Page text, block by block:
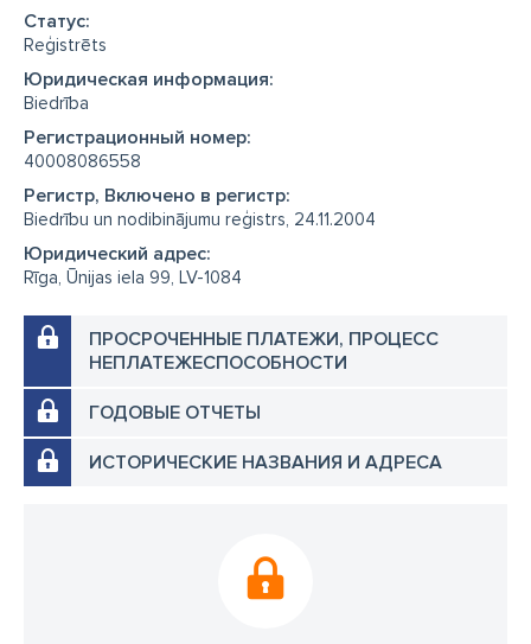
Cтатус:
Reģistrēts
Юридическая информация:
Biedrība
Регистрационный номер:
40008086558
Регистр, Включено в регистр:
Biedrību un nodibinājumu reģistrs, 24.11.2004
Юридический адрес:
Rīga, Ūnijas iela 99, LV-1084
ПРОСРОЧЕННЫЕ ПЛАТЕЖИ, ПРОЦЕСС
НЕПЛАТЕЖЕСПОСОБНОСТИ
ГОДОВЫЕ ОТЧЕТЫ
ИСТОРИЧЕСКИЕ НАЗВАНИЯ И АДРЕСА